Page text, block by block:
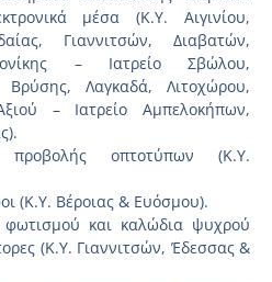
μέσα (Κ.Υ. Αιγινίου,
Γιαννιτσών, Διαβατών,
– Ιατρείο Σβώλου,
Λαγκαδά, Λιτοχώρου,
– Ιατρείο Αμπελοκήπων,
οπτοτύπων (Κ.Υ.
(Κ.Υ. Βέροιας & Ευόσμου).
και καλώδια ψυχρού
(Κ.Υ. Γιαννιτσών, Έδεσσας &